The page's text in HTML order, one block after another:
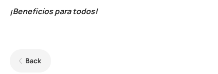
¡Beneficios para todos!
Back